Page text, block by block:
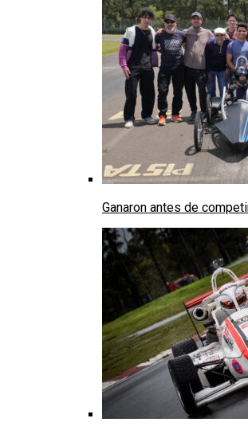
Ganaron antes de